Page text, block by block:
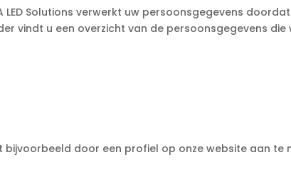
LED Solutions verwerkt uw persoonsgegevens
vindt u een overzicht van de persoonsgegevens die
door een profiel op onze website aan te